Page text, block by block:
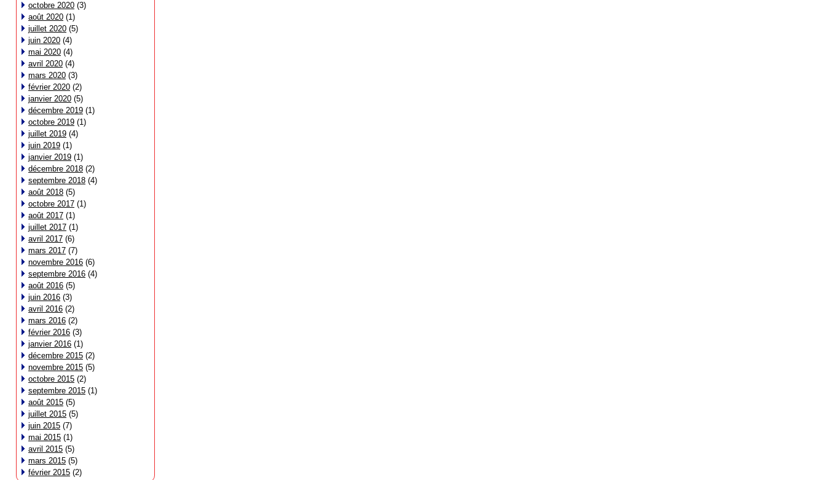
octobre 2020 (3)
août 2020 (1)
juillet 2020 (5)
juin 2020 (4)
mai 2020 (4)
avril 2020 (4)
mars 2020 (3)
février 2020 (2)
janvier 2020 (5)
décembre 2019 (1)
octobre 2019 (1)
juillet 2019 (4)
juin 2019 (1)
janvier 2019 (1)
décembre 2018 (2)
septembre 2018 (4)
août 2018 (5)
octobre 2017 (1)
août 2017 (1)
juillet 2017 (1)
avril 2017 (6)
mars 2017 (7)
novembre 2016 (6)
septembre 2016 (4)
août 2016 (5)
juin 2016 (3)
avril 2016 (2)
mars 2016 (2)
février 2016 (3)
janvier 2016 (1)
décembre 2015 (2)
novembre 2015 (5)
octobre 2015 (2)
septembre 2015 (1)
août 2015 (5)
juillet 2015 (5)
juin 2015 (7)
mai 2015 (1)
avril 2015 (5)
mars 2015 (5)
février 2015 (2)